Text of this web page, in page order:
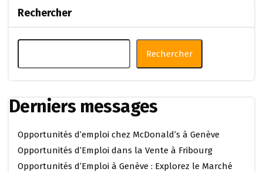
Rechercher
Rechercher
Derniers messages
Opportunités d’emploi chez McDonald’s à Genève
Opportunités d’Emploi dans la Vente à Fribourg
Opportunités d’Emploi à Genève : Explorez le Marché